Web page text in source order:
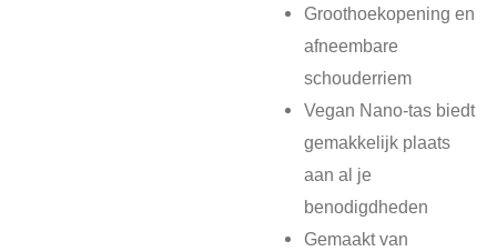
Groothoekopening en
afneembare
schouderriem
Vegan Nano-tas biedt
gemakkelijk plaats
aan al je
benodigdheden
Gemaakt van